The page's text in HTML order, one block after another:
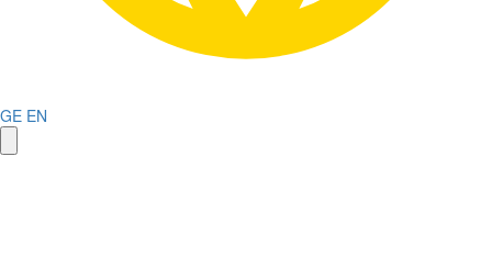
GE EN